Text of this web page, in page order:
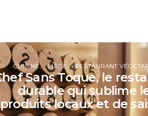
CUISINE LIÈGE RESTAURANT
Sans Toque, le
durable qui sublime
produits locaux et de